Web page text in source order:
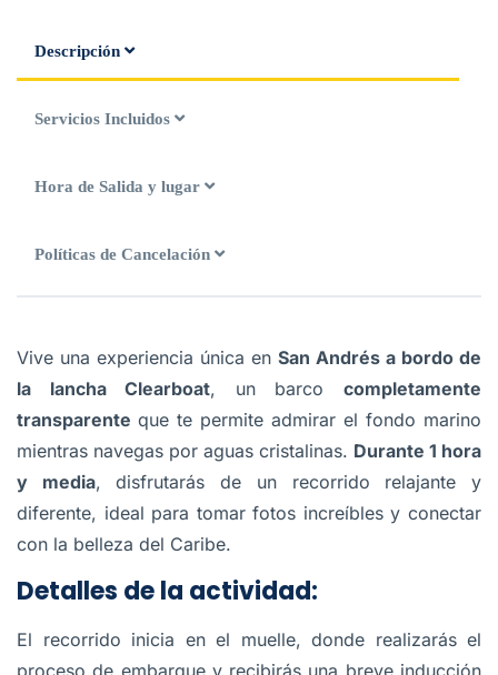
Descripción
Servicios Incluidos
Hora de Salida y lugar
Políticas de Cancelación
Vive una experiencia única en San Andrés a bordo de
la lancha Clearboat, un barcocompletamente
transparente que te permite admirar el fondo marino
mientras navegas por aguas cristalinas. Durante 1 hora
y media, disfrutarás de un recorrido relajante y
diferente, ideal para tomar fotos increíbles y conectar
con la belleza del Caribe.
Detalles de la actividad:
El recorrido inicia en el muelle, donde realizarás el